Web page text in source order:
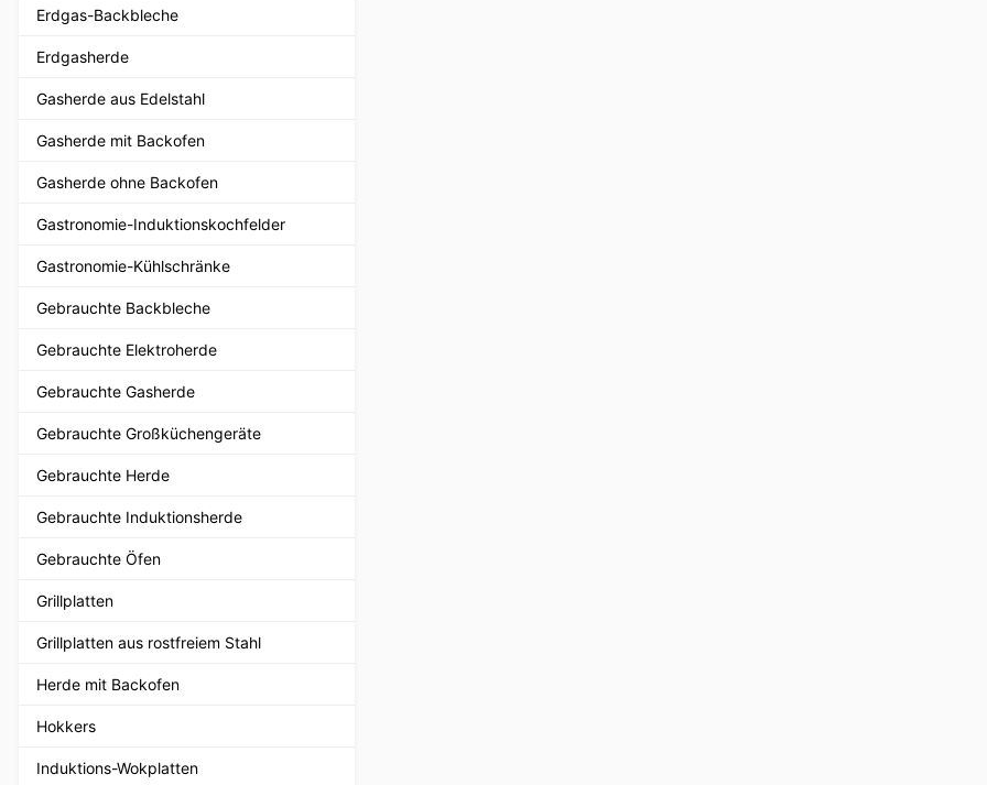
Erdgas-Backbleche
Erdgasherde
Gasherde aus Edelstahl
Gasherde mit Backofen
Gasherde ohne Backofen
Gastronomie-Induktionskochfelder
Gastronomie-Kühlschränke
Gebrauchte Backbleche
Gebrauchte Elektroherde
Gebrauchte Gasherde
Gebrauchte Großküchengeräte
Gebrauchte Herde
Gebrauchte Induktionsherde
Gebrauchte Öfen
Grillplatten
Grillplatten aus rostfreiem Stahl
Herde mit Backofen
Hokkers
Induktions-Wokplatten